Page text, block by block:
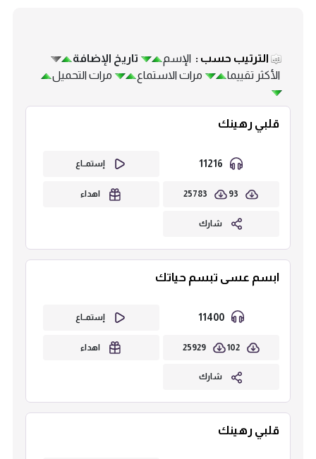
الترتيب حسب : الإسم
تاريخ الإضافة
الأكثر تقييما
مرات الاستماع مرات التحميل
قلبي رهينك
إستمــاع
93
25783 اهداء
شارك
ابسم عسى تبسم حياتك
11400 إستمــاع
102
25929 اهداء
شارك
قلبي رهينك